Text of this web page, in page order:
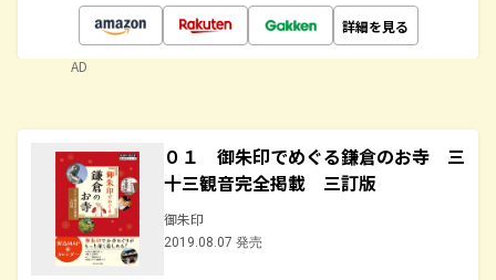
詳細を見る
AD
０１ 御朱印でめぐる鎌倉のお寺 三
十三観音完全掲載 三訂版
御朱印
2019.08.07 発売